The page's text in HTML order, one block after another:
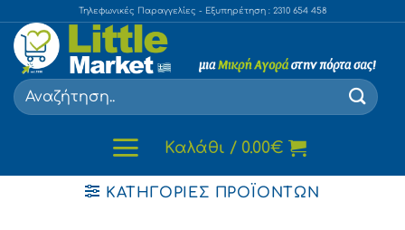
content
Τηλεφωνικές Παραγγελίες - Εξυπηρέτηση : 2310 654 458
Αναζήτηση
για:
Καλάθι / 0.00€
ΚΑΤΗΓΟΡΊΕΣ ΠΡΟΪΌΝΤΩΝ